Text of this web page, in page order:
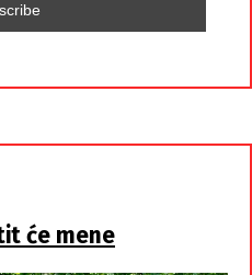
će mene